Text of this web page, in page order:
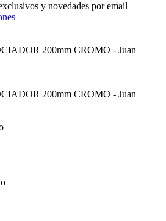
y novedades por email